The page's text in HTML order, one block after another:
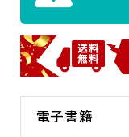
電子書籍